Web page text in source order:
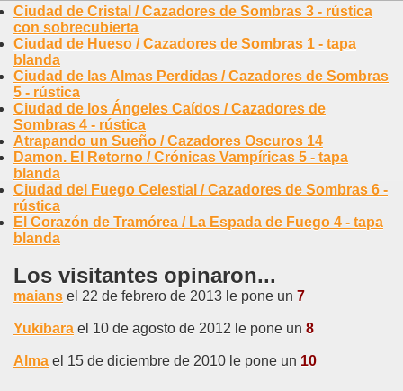
Ciudad de Cristal / Cazadores de Sombras 3 - rústica
con sobrecubierta
Ciudad de Hueso / Cazadores de Sombras 1 - tapa
blanda
Ciudad de las Almas Perdidas / Cazadores de Sombras
5 - rústica
Ciudad de los Ángeles Caídos / Cazadores de
Sombras 4 - rústica
Atrapando un Sueño / Cazadores Oscuros 14
Damon. El Retorno / Crónicas Vampíricas 5 - tapa
blanda
Ciudad del Fuego Celestial / Cazadores de Sombras 6 -
rústica
El Corazón de Tramórea / La Espada de Fuego 4 - tapa
blanda
Los visitantes opinaron...
maians el 22 de febrero de 2013 le pone un 7
Yukibara el 10 de agosto de 2012 le pone un 8
Alma el 15 de diciembre de 2010 le pone un 10